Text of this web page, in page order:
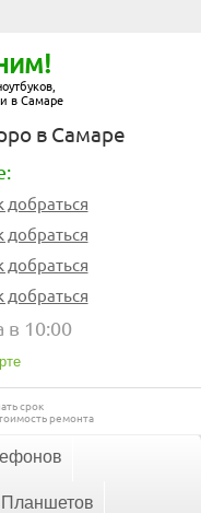
в Самаре
в Самаре
добраться
добраться
добраться
добраться
в 10:00
срок
ремонта
Планшетов